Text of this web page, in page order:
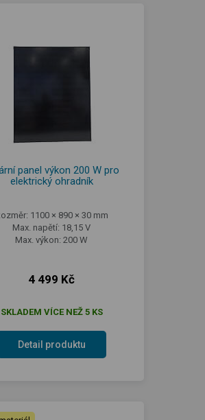
panel výkon 200 W pro
elektrický ohradník
1100 × 890 × 30 mm
Max. napětí: 18,15 V
Max. výkon: 200 W
4 499 Kč
SKLADEM VÍCE NEŽ 5 KS
Detail produktu